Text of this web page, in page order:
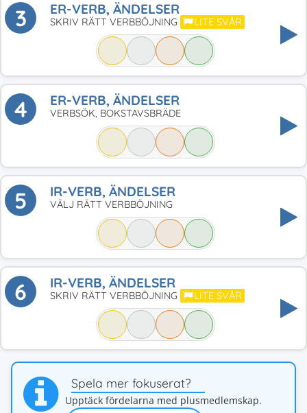
3 ER-VERB, ÄNDELSER
SKRIV RÄTT VERBBÖJNING LITE SVÅR
4 ER-VERB, ÄNDELSER
VERBSÖK, BOKSTAVSBRÄDE
5 IR-VERB, ÄNDELSER
VÄLJ RÄTT VERBBÖJNING
6 IR-VERB, ÄNDELSER
SKRIV RÄTT VERBBÖJNING LITE SVÅR
Spela mer fokuserat?
Upptäck fördelarna med plusmedlemskap.